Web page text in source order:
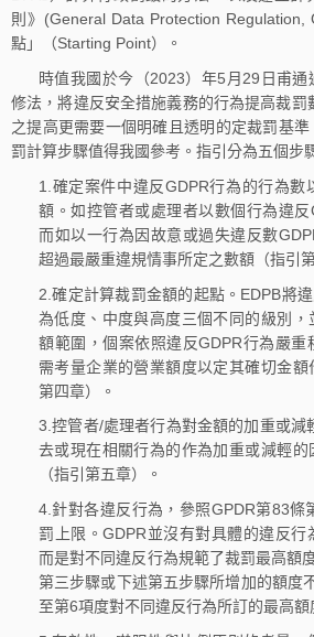
則》(General Data Protection
點」（Starting Point）。
時值我國於今（2023）年5月29日甫通
修法，將違反安全措施義務的行為提高裁
之提高更需要一個明確且透明的定裁罰基
罰計算步驟值得我國參考。指引分為五個步
1.確定案件中違反GDPR行為的行為數
額。如控管者或處理者以數個行為違反
而如以一行為因故意或過失違反數
超過最嚴重違規情事所定之數額（指引
2.確定計算裁罰金額的起點。EDPB將
為低度、中度與高度三個不同的級別
額範圍，個案依照違反GDPR行為嚴重
需考量企業的營業額度以定其確切金額
第四章）。
3.控管者/處理者行為對金額的加重或減
去或現在相關行為的作為加重或減輕
（指引第五章）。
4.針對各違反行為，參照GPDR第83條
罰上限。GDPR並沒有對具體的違反行
而是對不同違反行為規範了裁罰最高額
第三步驟或下述第五步驟所增加的額度
至第6項度對不同違反行為所訂的最高額